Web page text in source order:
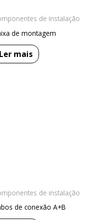
de instalação
de montagem
Ler mais
de instalação
de conexão A+B